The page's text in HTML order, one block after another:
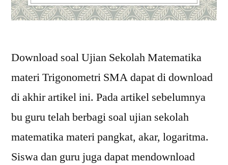
Download soal Ujian Sekolah Matematika
materi Trigonometri SMA dapat di download
di akhir artikel ini. Pada artikel sebelumnya
bu guru telah berbagi soal ujian sekolah
matematika materi pangkat, akar, logaritma.
Siswa dan guru juga dapat mendownload